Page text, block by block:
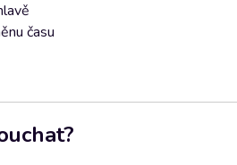
času